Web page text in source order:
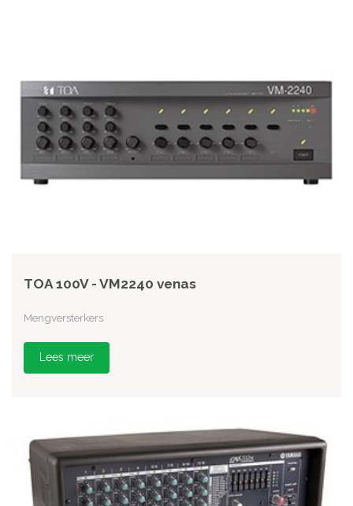
TOA 100V - VM2240 venas
Mengversterkers
Lees meer